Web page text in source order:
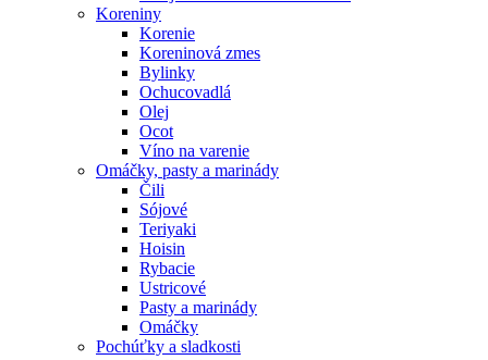
Koreniny
Korenie
Koreninová zmes
Bylinky
Ochucovadlá
Olej
Ocot
Víno na varenie
Omáčky, pasty a marinády
Čili
Sójové
Teriyaki
Hoisin
Rybacie
Ustricové
Pasty a marinády
Omáčky
Pochúťky a sladkosti